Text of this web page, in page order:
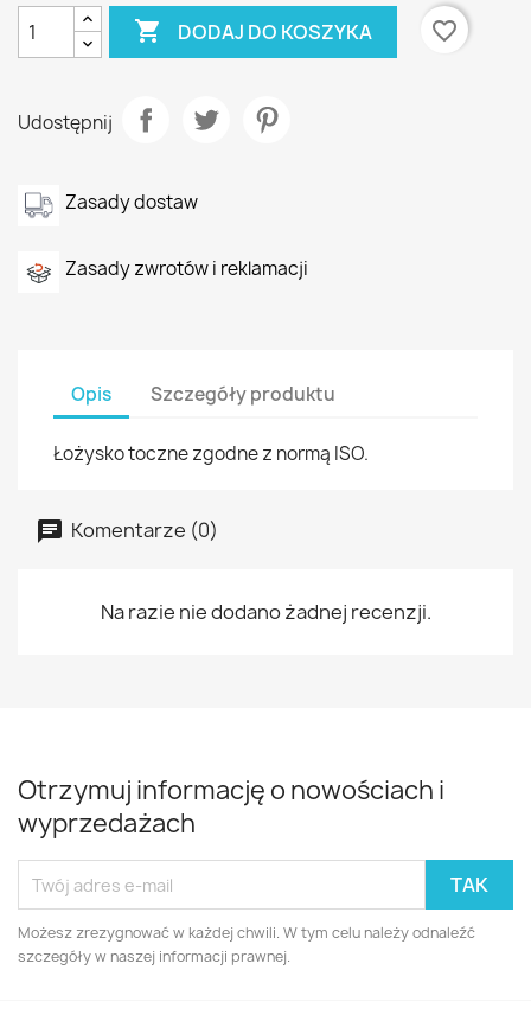
 DODAJ DO KOSZYKA favorite_border
Udostępnij
Zasady dostaw
Zasady zwrotów i reklamacji
Opis Szczegóły produktu
Łożysko toczne zgodne z normą ISO.
Komentarze (0)
Na razie nie dodano żadnej recenzji.
Otrzymuj informację o nowościach i
wyprzedażach
Możesz zrezygnować w każdej chwili. W tym celu należy odnaleźć
szczegóły w naszej informacji prawnej.